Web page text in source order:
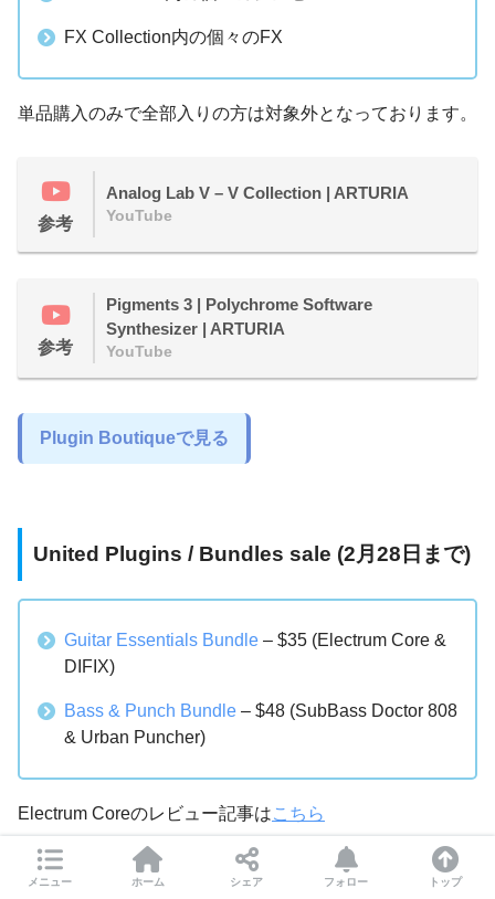
FX Collection内の個々のFX
単品購入のみで全部入りの方は対象外となっております。
参考
Analog Lab V – V Collection | ARTURIA
YouTube
参考
Pigments 3 | Polychrome Software
Synthesizer | ARTURIA
YouTube
Plugin Boutiqueで見る
United Plugins / Bundles sale (2月28日まで)
Guitar Essentials Bundle – $35 (Electrum Core &
DIFIX)
Bass & Punch Bundle – $48 (SubBass Doctor 808
& Urban Puncher)
Electrum Coreのレビュー記事はこちら
Urban Puncher, demo, (presets, controls)
メニュー ホーム シェア フォロー トップ